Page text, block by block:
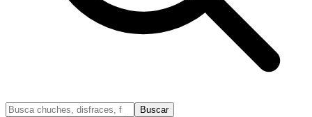
Buscar